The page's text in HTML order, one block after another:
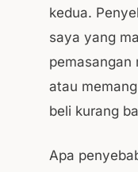
kedua.
saya yang
pemasangan
atau
beli kurang
Apa